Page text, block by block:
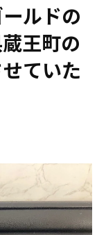
ルドの
王町の
ていた